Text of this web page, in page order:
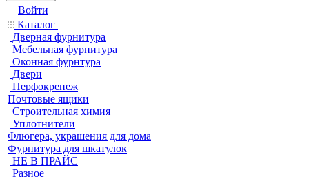
Войти
Каталог
Дверная фурнитура
Мебельная фурнитура
Оконная фурнтура
Двери
Перфокрепеж
Почтовые ящики
Строительная химия
Уплотнители
Флюгера, украшения для дома
Фурнитура для шкатулок
НЕ В ПРАЙС
Разное